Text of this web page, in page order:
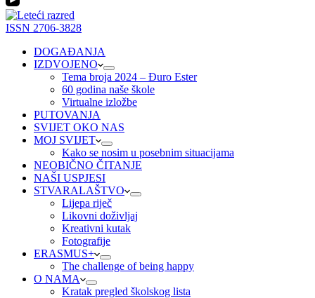
ISSN 2706-3828
DOGAĐANJA
IZDVOJENO
Tema broja 2024 – Đuro Ester
60 godina naše škole
Virtualne izložbe
PUTOVANJA
SVIJET OKO NAS
MOJ SVIJET
Kako se nosim u posebnim situacijama
NEOBIČNO ČITANJE
NAŠI USPJESI
STVARALAŠTVO
Lijepa riječ
Likovni doživljaj
Kreativni kutak
Fotografije
ERASMUS+
The challenge of being happy
O NAMA
Kratak pregled školskog lista